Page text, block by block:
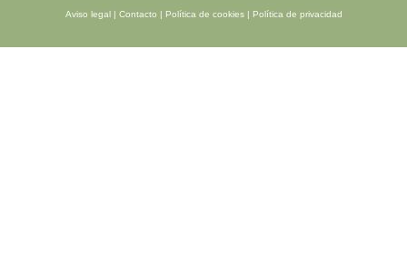
Aviso legal Contacto Política de cookies| Política de privacidad